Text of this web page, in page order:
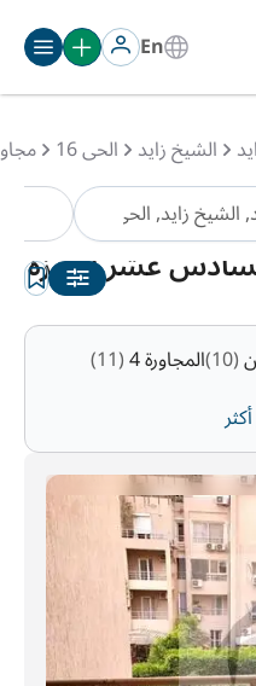
En
الشيخ زايد الحى 16
عشر,الجيزة
(10) المجاورة 4 (11)